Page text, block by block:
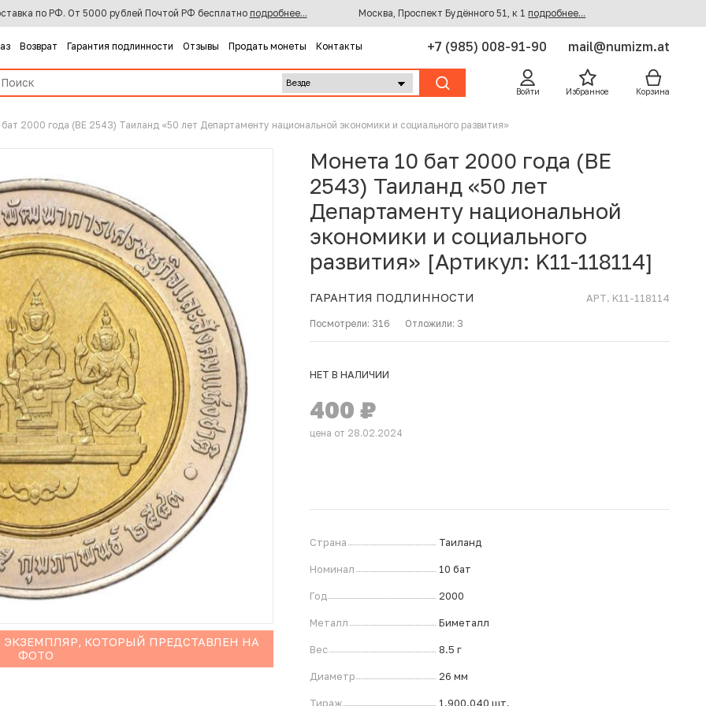
по РФ. От 5000 рублей Почтой РФ бесплатно подробнее... Москва, Проспект Будённого 51, к 1 подробнее...
Возврат Гарантия подлинности Отзывы Продать монеты Контакты +7 (985) 008-91-90 mail@numizm.at
Войти Избранное Корзина
бат 2000 года (BE 2543) Таиланд «50 лет Департаменту национальной экономики и социального развития»
КОТОРЫЙ ПРЕДСТАВЛЕН НА
ФОТО
Монета 10 бат 2000 года (BE
2543) Таиланд «50 лет
Департаменту национальной
экономики и социального
развития» [Артикул: K11-118114]
ГАРАНТИЯ ПОДЛИННОСТИ АРТ. K11-118114
Посмотрели: 316 Отложили: 3
НЕТ В НАЛИЧИИ
400₽
цена от 28.02.2024
Страна Таиланд
Номинал 10 бат
Год 2000
Металл Биметалл
Вес 8.5 г
Диаметр 26 мм
Тираж 1.900.040 шт.